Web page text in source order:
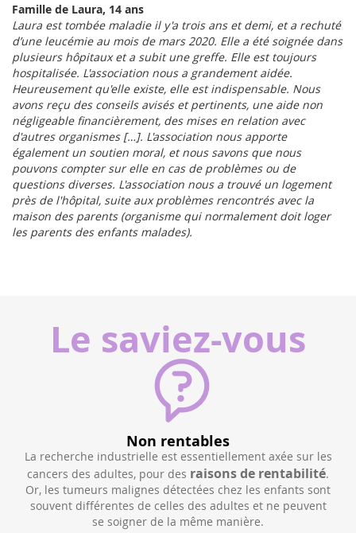
Famille de Laura, 14 ans
Laura est tombée maladie il y'a trois ans et demi, et a rechuté
d’une leucémie au mois de mars 2020. Elle a été soignée dans
plusieurs hôpitaux et a subit une greffe. Elle est toujours
hospitalisée. L'association nous a grandement aidée.
Heureusement qu'elle existe, elle est indispensable. Nous
avons reçu des conseils avisés et pertinents, une aide non
négligeable financièrement, des mises en relation avec
d'autres organismes […]. L'association nous apporte
également un soutien moral, et nous savons que nous
pouvons compter sur elle en cas de problèmes ou de
questions diverses. L'association nous a trouvé un logement
près de l'hôpital, suite aux problèmes rencontrés avec la
maison des parents (organisme qui normalement doit loger
les parents des enfants malades).
Le saviez-vous
Non rentables
La recherche industrielle est essentiellement axée sur les
cancers des adultes, pour des raisons de rentabilité.
Or, les tumeurs malignes détectées chez les enfants sont
souvent différentes de celles des adultes et ne peuvent
se soigner de la même manière.